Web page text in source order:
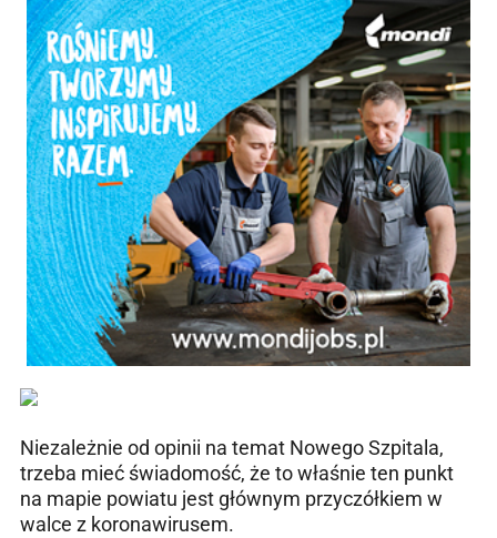
Niezależnie od opinii na temat Nowego Szpitala,
trzeba mieć świadomość, że to właśnie ten punkt
na mapie powiatu jest głównym przyczółkiem w
walce z koronawirusem.